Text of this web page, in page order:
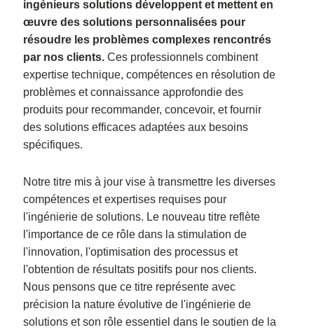
ingénieurs solutions développent et mettent en
œuvre des solutions personnalisées pour
résoudre les problèmes complexes rencontrés
par nos clients. Ces professionnels combinent
expertise technique, compétences en résolution de
problèmes et connaissance approfondie des
produits pour recommander, concevoir, et fournir
des solutions efficaces adaptées aux besoins
spécifiques.
Notre titre mis à jour vise à transmettre les diverses
compétences et expertises requises pour
l'ingénierie de solutions. Le nouveau titre reflète
l'importance de ce rôle dans la stimulation de
l'innovation, l'optimisation des processus et
l'obtention de résultats positifs pour nos clients.
Nous pensons que ce titre représente avec
précision la nature évolutive de l'ingénierie de
solutions et son rôle essentiel dans le soutien de la